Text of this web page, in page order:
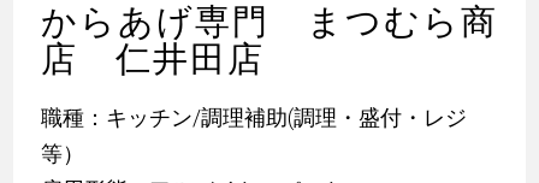
からあげ専門 まつむら商
店 仁井田店
職種：キッチン/調理補助(調理・盛付・レジ
等）